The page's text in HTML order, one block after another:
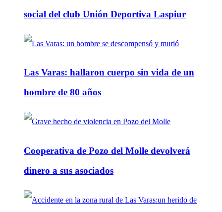
social del club Unión Deportiva Laspiur
Las Varas: hallaron cuerpo sin vida de un
hombre de 80 años
Cooperativa de Pozo del Molle devolverá
dinero a sus asociados